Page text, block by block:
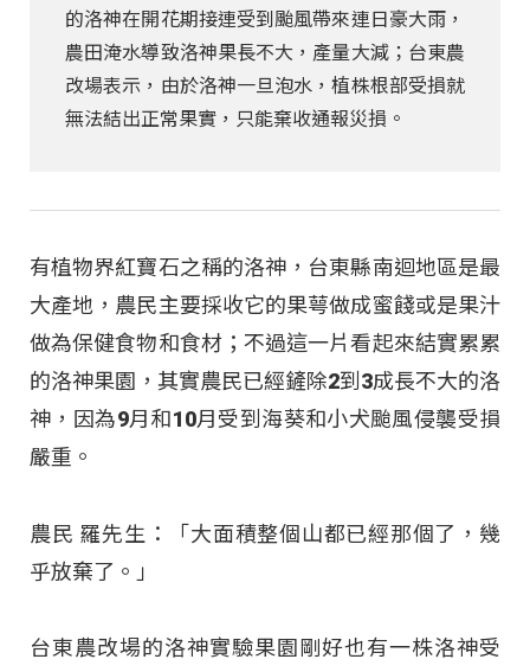
的洛神在開花期接連受到颱風帶來連日豪大雨，
農田淹水導致洛神果長不大，產量大減；台東農
改場表示，由於洛神一旦泡水，植株根部受損就
無法結出正常果實，只能棄收通報災損。
有植物界紅寶石之稱的洛神，台東縣南迴地區是最
大產地，農民主要採收它的果萼做成蜜餞或是果汁
做為保健食物和食材；不過這一片看起來結實累累
的洛神果園，其實農民已經鏟除2到3成長不大的洛
神，因為9月和10月受到海葵和小犬颱風侵襲受損
嚴重。
農民 羅先生：「大面積整個山都已經那個了，幾
乎放棄了。」
台東農改場的洛神實驗果園剛好也有一株洛神受